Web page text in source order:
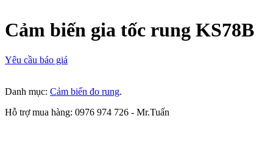
Cảm biến gia tốc rung KS78B
Yêu cầu báo giá
Danh mục: Cảm biến đo rung.
Hỗ trợ mua hàng: 0976 974 726 - Mr.Tuấn